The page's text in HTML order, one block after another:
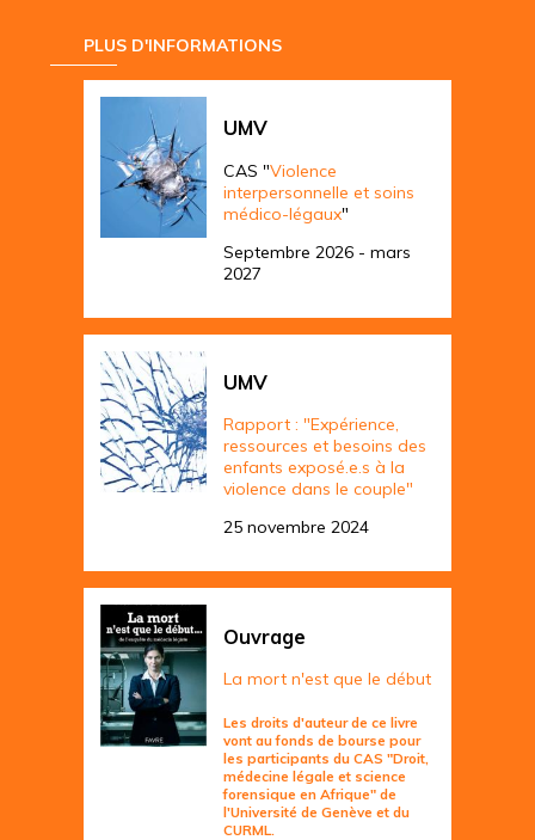
PLUS D'INFORMATIONS
UMV
CAS "Violence
interpersonnelle et soins
médico-légaux"
Septembre 2026 - mars
2027
UMV
Rapport : "Expérience,
ressources et besoins des
enfants exposé.e.s à la
violence dans le couple"
25 novembre 2024
Ouvrage
La mort n'est que le début
Les droits d'auteur de ce livre
vont au fonds de bourse pour
les participants du CAS "Droit,
médecine légale et science
forensique en Afrique" de
l'Université de Genève et du
CURML.